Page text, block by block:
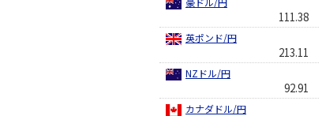
111.38
英ポンド/円
213.11
NZドル/円
92.91
カナダドル/円